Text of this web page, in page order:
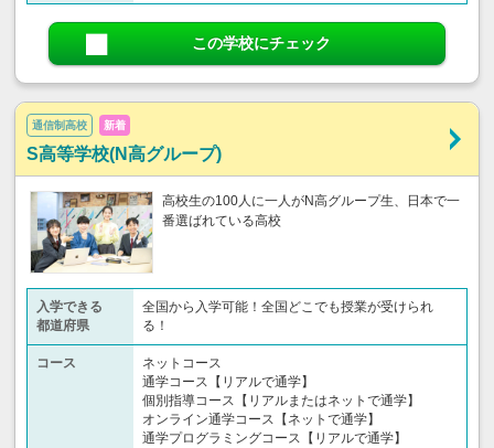
この学校にチェック
通信制高校 新着
S高等学校(N高グループ)
高校生の100人に一人がN高グループ生、日本で一
番選ばれている高校
入学できる
都道府県
全国から入学可能！全国どこでも授業が受けられ
る！
コース
ネットコース
通学コース【リアルで通学】
個別指導コース【リアルまたはネットで通学】
オンライン通学コース【ネットで通学】
通学プログラミングコース【リアルで通学】